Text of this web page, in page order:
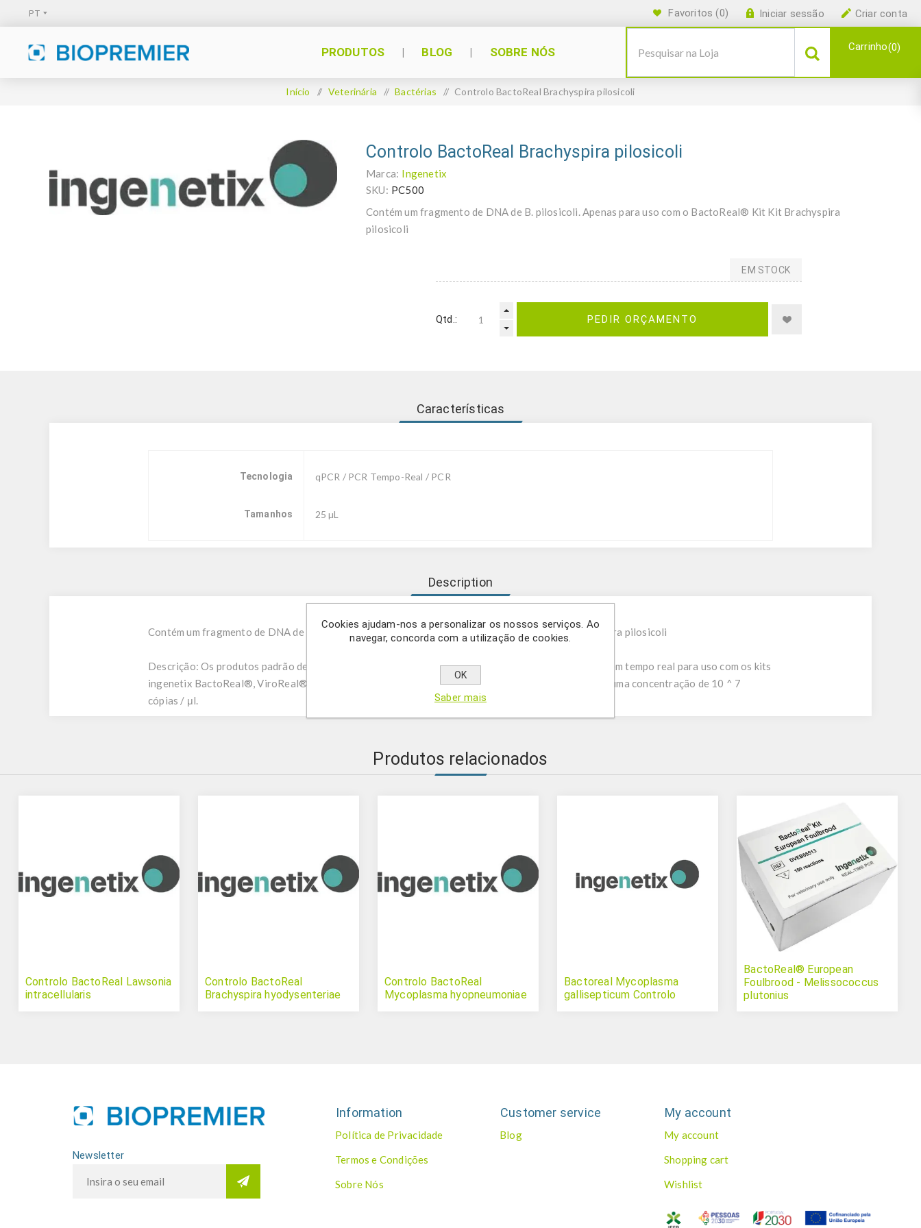
Criar conta
Iniciar sessão
Favoritos (0)
PRODUTOS BLOG SOBRE NÓS Carrinho 0
Início / Veterinária / Bactérias / Controlo BactoReal Brachyspira pilosicoli
Controlo BactoReal Brachyspira pilosicoli
Marca: Ingenetix
SKU: PC500
Contém um fragmento de DNA de B. pilosicoli. Apenas para uso com o BactoReal® Kit Kit Brachyspira
pilosicoli
EM STOCK
Qtd.: PEDIR ORÇAMENTO
Características
Tecnologia qPCR / PCR Tempo-Real / PCR
Tamanhos 25 µL
Description
Contém um fragmento de DNA de B. pilosicoli. Apenas para uso com o BactoReal® Kit Kit Brachyspira pilosicoli
Descrição: Os produtos padrão de PCR quantitativo em tempo real são padrões PCR quantitativos em tempo real para uso com os kits
ingenetix BactoReal®, ViroReal® e ParoReal. Os padrões contêm um fragmento de DNA ou RNA a uma concentração de 10 ^ 7
cópias / μl.
Produtos relacionados
Controlo BactoReal Lawsonia
intracellularis
Controlo BactoReal
Brachyspira hyodysenteriae
Controlo BactoReal
Mycoplasma hyopneumoniae
Bactoreal Mycoplasma
gallisepticum Controlo
BactoReal® European
Foulbrood - Melissococcus
plutonius
Newsletter
Information
Política de Privacidade
Termos e Condições
Sobre Nós
Customer service
Blog
My account
My account
Shopping cart
Wishlist
Cookies ajudam-nos a personalizar os nossos serviços. Ao
navegar, concorda com a utilização de cookies.
OK
Saber mais